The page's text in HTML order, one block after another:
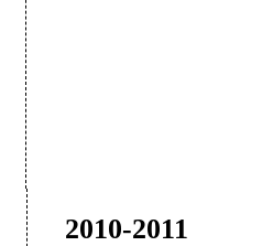
2010-2011